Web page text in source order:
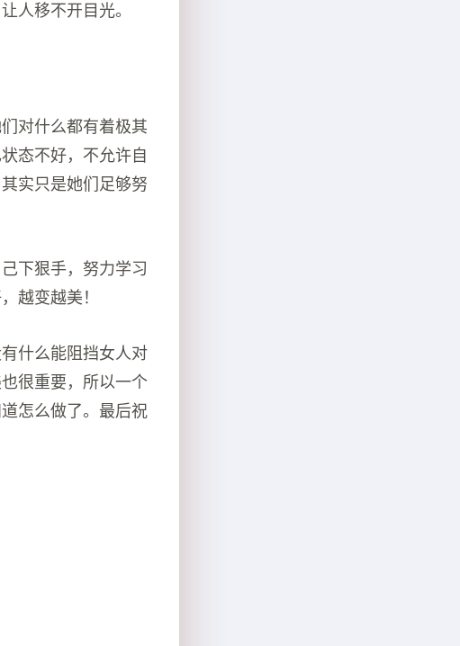
人移不开目光。
对什么都有着极其
态不好，不允许自
实只是她们足够努
下狠手，努力学习
越变越美！
什么能阻挡女人对
很重要，所以一个
怎么做了。最后祝